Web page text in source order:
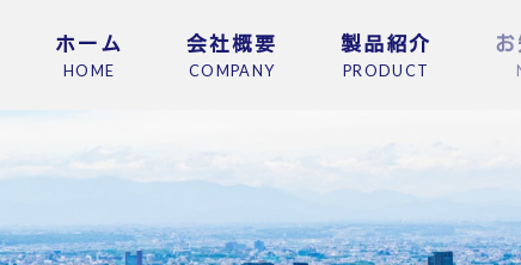
ホーム
HOME
会社概要
COMPANY
製品紹介
PRODUCT